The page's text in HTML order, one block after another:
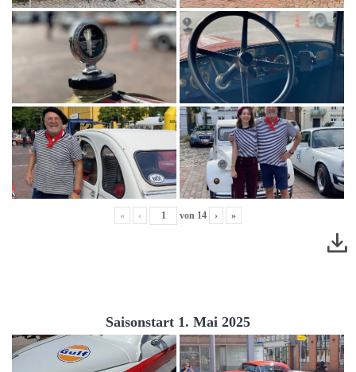
« ‹ von 14 › »
Saisonstart 1. Mai 2025